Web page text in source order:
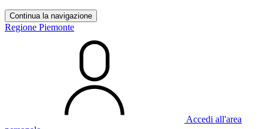
Continua la navigazione
Regione Piemonte
Accedi all'area